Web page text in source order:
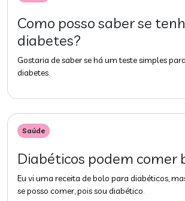
Como posso saber se
diabetes?
Gostaria de saber se há um teste simples
diabetes.
Saúde
Diabéticos podem comer
Eu vi uma receita de bolo para diabéticos,
se posso comer, pois sou diabético.